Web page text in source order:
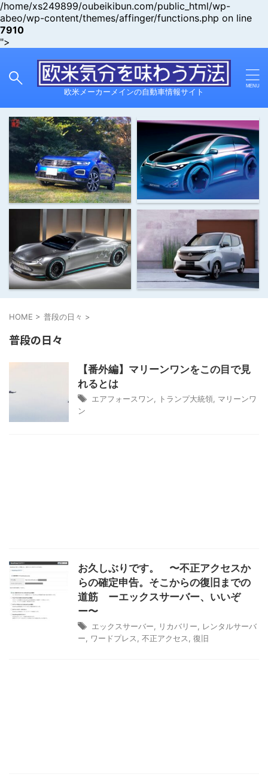
/home/xs249899/oubeikibun.com/public_html/wp-
abeo/wp-content/themes/affinger/functions.php on line
7910
">
欧米メーカーメインの自動車情報サイト
HOME > 普段の日々 >
普段の日々
【番外編】マリーンワンをこの目で見
れるとは
エアフォースワン トランプ大統領 マリーンワ
ン
お久しぶりです。 〜不正アクセスか
らの確定申告。そこからの復旧までの
道筋 ーエックスサーバー、いいぞ
ー〜
エックスサーバー リカバリー
レンタルサーバ
ー
ワードプレス 不正アクセス 復旧